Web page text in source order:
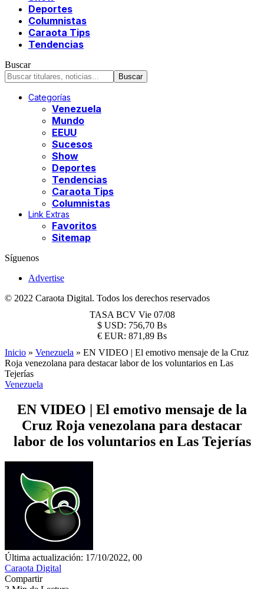
Deportes
Columnistas
Caraota Tips
Tendencias
Buscar
Categorías
Venezuela
Mundo
EEUU
Sucesos
Show
Deportes
Tendencias
Caraota Tips
Columnistas
Link Extras
Favoritos
Sitemap
Síguenos
Advertise
© 2022 Caraota Digital. Todos los derechos reservados
TASA BCV Vie 07/08
$ USD: 756,70 Bs
€ EUR: 871,89 Bs
Inicio » Venezuela » EN VIDEO | El emotivo mensaje de la Cruz
Roja venezolana para destacar labor de los voluntarios en Las
Tejerías
Venezuela
EN VIDEO | El emotivo mensaje de la
Cruz Roja venezolana para destacar
labor de los voluntarios en Las Tejerías
Última actualización: 17/10/2022, 00
Caraota Digital
Compartir